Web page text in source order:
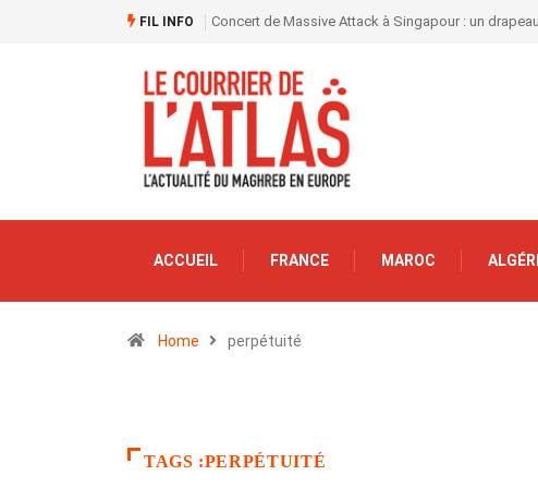
FIL INFO Concert de Massive Attack à Singapour : un
ACCUEIL FRANCE MAROC
Home perpétuité
TAGS :PERPÉTUITÉ